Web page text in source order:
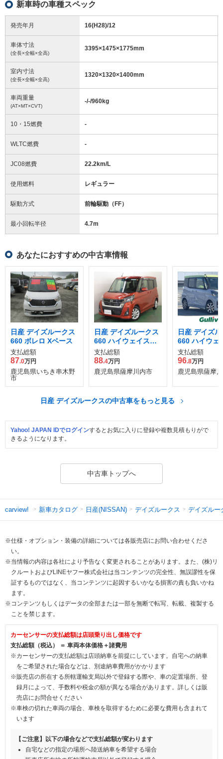
新車時の車種スペック
発売年月 16(H28)/12
車体寸法
(全長×全幅×全高)
3395×1475×1775mm
室内寸法
(全長×全幅×全高)
1320×1320×1400mm
車両重量
(AT×MT×CVT)
-/-/960kg
10・15燃費 -
WLTC燃費 -
JC08燃費 22.2km/L
使用燃料 レギュラー
駆動方式 前輪駆動（FF）
最小回転半径 4.7m
あなたにおすすめの中古車情報
日産 デイズルークス
660 ボレロ Xベース
支払総額
87.0万円
鹿児島県いちき串木野
市
日産 デイズルークス
660 ハイウェイスタ
ー Xターボ 助手席ス
ライドアップシート
支払総額
88.4万円
鹿児島県薩摩川内市
日産 デイズ
660 ハイウェ
ーX Gパッケ
支払総額
96.8万円
鹿児島県薩摩
日産 デイズルークスの中古車をもっと見る
Yahoo! JAPAN IDでログインするとお気に入りに登録や複数見積もりがで
きるようになります。
中古車トップへ
carview! 新車カタログ 日産(NISSAN) デイズルークス デイズルー
※仕様・オプション・装備の詳細については各販売店にお問い合わせくださ
い。
※当情報の内容は各社により予告なく変更されることがあります。また、(株)リ
クルートおよびLINEヤフー株式会社は当コンテンツの完全性、無誤謬性を保
証するものではなく、当コンテンツに起因するいかなる損害の責も負いかね
ます。
※コンテンツもしくはデータの全部または一部を無断で転写、転載、複製する
ことを禁じます。
カーセンサーの支払総額は店頭乗り出し価格です
支払総額（税込） ＝ 車両本体価格＋諸費用
※カーセンサーの支払総額は店頭納車を前提にしています。自宅への納車
をご希望された場合などは、別途納車費用がかかります
※販売店の所在する所轄運輸支局以外で登録する際や、車の定置場所、登
録月によって、手数料や税金の額が異なる場合があります。詳しくは販
売店にお問合せください
※車検の切れた車両の場合、車検を取得するために必要な費用も含まれて
います
【ご注意】以下の場合などで支払総額が変わります
自宅などの指定の場所へ陸送納車を希望する場合